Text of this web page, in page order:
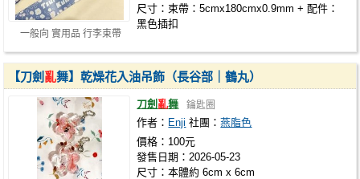
一般向 實用品 行李束帶
尺寸：束帶：5cmx180cmx0.9mm + 配件：
黑色插扣
【刀劍 亂舞】乾燥花入油吊飾（長谷部｜鶴丸）
刀劍 亂舞 鑰匙圈
作者： Enji 社團：燕脂色
價格：100元
發售日期：2026-05-23
尺寸：本體約 6cm x 6cm